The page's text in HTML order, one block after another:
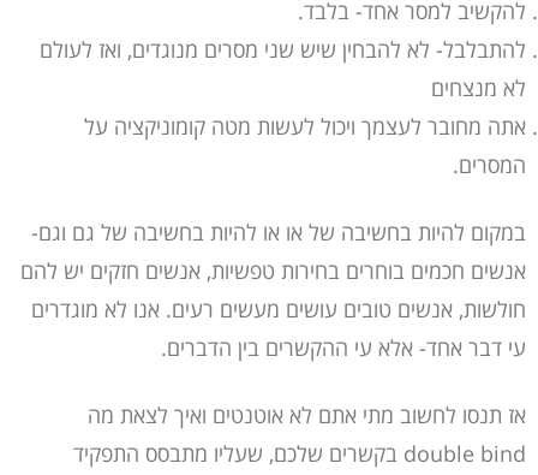
להקשיב למסר אחד- בלבד.
להתבלבל- לא להבחין שיש שני מסרים מנוגדים, ואז לעולם
לא מנצחים
אתה מחובר לעצמך ויכול לעשות מטה קומוניקציה על
המסרים.
במקום להיות בחשיבה של או או להיות בחשיבה של גם וגם-
אנשים חכמים בוחרים בחירות טפשיות, אנשים חזקים יש להם
חולשות, אנשים טובים עושים מעשים רעים. אנו לא מוגדרים
עי דבר אחד- אלא עי ההקשרים בין הדברים.
אז תנסו לחשוב מתי אתם לא אוטנטים ואיך לצאת מה
double bind בקשרים שלכם, שעליו מתבסס התפקיד